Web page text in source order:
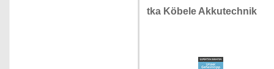
tka Köbele Akkutechnik